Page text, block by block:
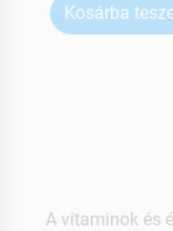
Kosárba
A vitaminok és